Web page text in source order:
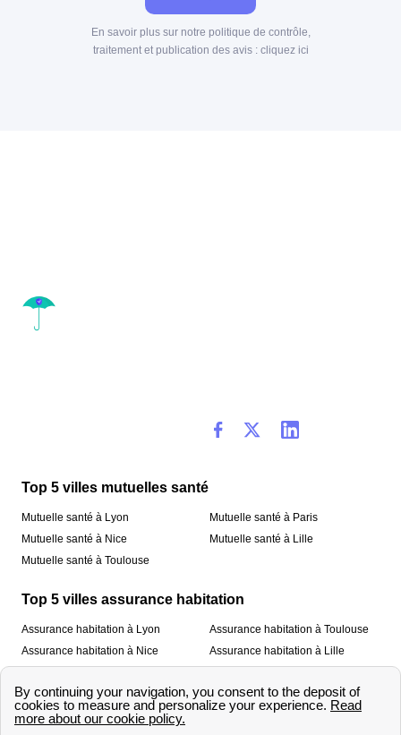
En savoir plus sur notre politique de contrôle,
traitement et publication des avis : cliquez ici
Top 5 villes mutuelles santé
Mutuelle santé à Lyon
Mutuelle santé à Nice
Mutuelle santé à Toulouse
Mutuelle santé à Paris
Mutuelle santé à Lille
Top 5 villes assurance habitation
Assurance habitation à Lyon
Assurance habitation à Nice
Assurance habitation à Toulouse
Assurance habitation à Lille
À propos